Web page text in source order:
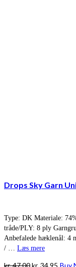
Drops Sky Garn
Type: DK Materiale:
tråde/PLY: 8 ply
Anbefalede hæklenål: 4
/ … Læs mere
Den
Den